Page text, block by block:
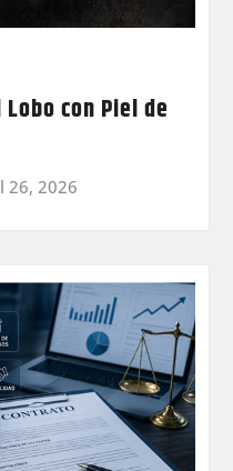
con Piel de
26, 2026